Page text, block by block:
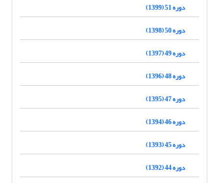
دوره 51 (1399)
دوره 50 (1398)
دوره 49 (1397)
دوره 48 (1396)
دوره 47 (1395)
دوره 46 (1394)
دوره 45 (1393)
دوره 44 (1392)